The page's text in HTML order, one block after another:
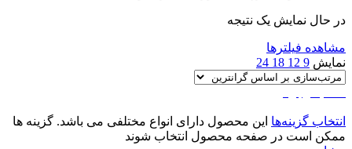
در حال نمایش یک نتیجه
مشاهده فیلترها
نمایش 9
12
18
24
انتخاب گزینه‌ها این محصول دارای انواع مختلفی می باشد. گزینه ها
ممکن است در صفحه محصول انتخاب شوند